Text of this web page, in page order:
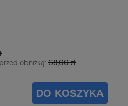
kosztów płatności
obniżką: 68,00 zł
DO KOSZYKA